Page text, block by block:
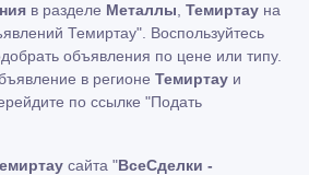
в разделе Металлы Темиртау на
Темиртау". Воспользуйтесь
объявления по цене или типу.
в регионе Темиртау и
по ссылке "Подать
сайта "ВсеСделки -